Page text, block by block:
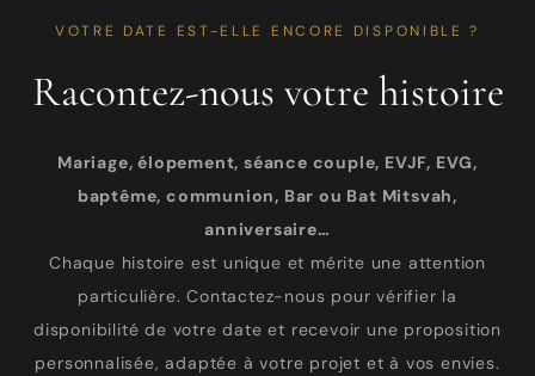
VOTRE DATE EST-ELLE ENCORE DISPONIBLE ?
Racontez-nous votre histoire
Mariage, élopement, séance couple, EVJF, EVG,
baptême, communion, Bar ou Bat Mitsvah,
anniversaire…
Chaque histoire est unique et mérite une attention
particulière. Contactez-nous pour vérifier la
disponibilité de votre date et recevoir une proposition
personnalisée, adaptée à votre projet et à vos envies.